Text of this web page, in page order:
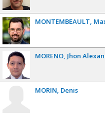
MONTEMBEAULT
MORENO Jhon
MORIN Denis